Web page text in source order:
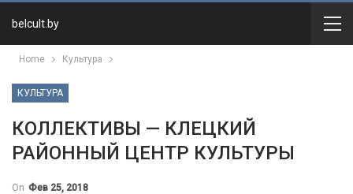
belcult.by
Home Культура
КУЛЬТУРА
КОЛЛЕКТИВЫ — КЛЕЦКИЙ
РАЙОННЫЙ ЦЕНТР КУЛЬТУРЫ
On Фев 25, 2018